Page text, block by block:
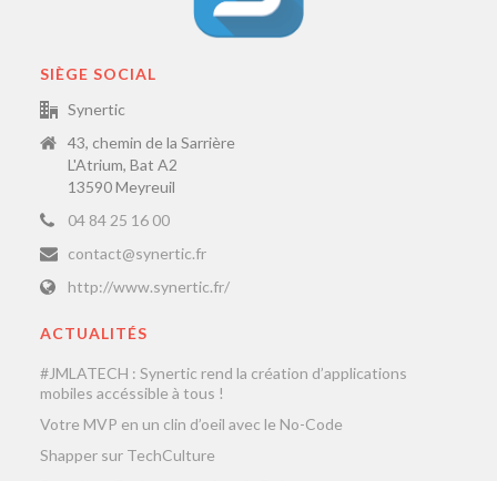
SIÈGE SOCIAL
Synertic
43, chemin de la Sarrière
L'Atrium, Bat A2
13590 Meyreuil
04 84 25 16 00
contact@synertic.fr
http://www.synertic.fr/
ACTUALITÉS
#JMLATECH : Synertic rend la création d’applications
mobiles accéssible à tous !
Votre MVP en un clin d’oeil avec le No-Code
Shapper sur TechCulture